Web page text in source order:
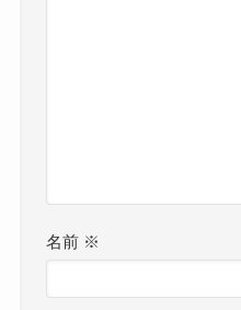
名前 ※